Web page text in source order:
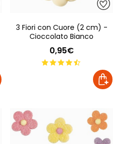
3 Fiori con Cuore (2 cm) -
Cioccolato Bianco
0,95€